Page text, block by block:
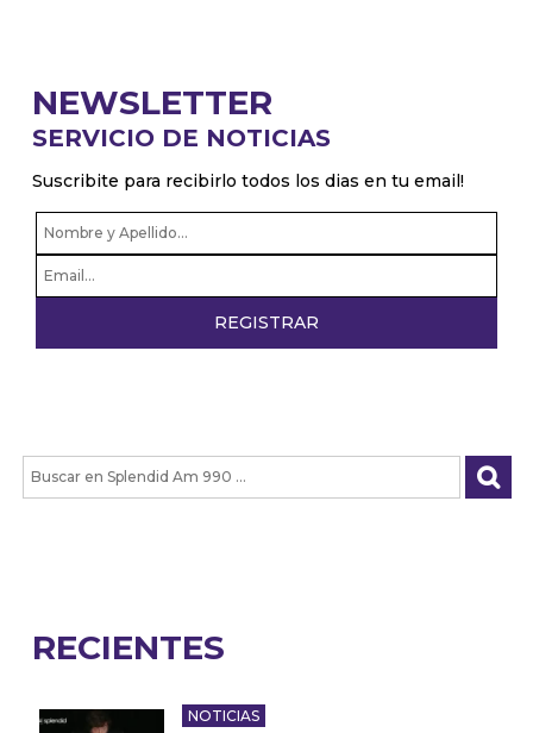
NEWSLETTER
SERVICIO DE NOTICIAS
Suscribite para recibirlo todos los dias en tu email!
RECIENTES
NOTICIAS